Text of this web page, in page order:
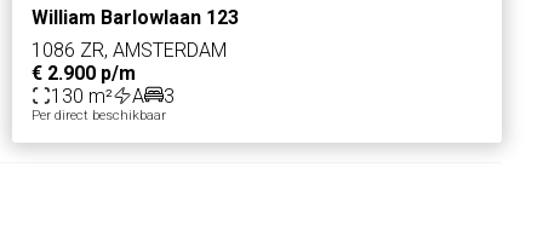
William Barlowlaan 123
1086 ZR, AMSTERDAM
€ 2.900 p/m
130 m²
A 3
Per direct beschikbaar